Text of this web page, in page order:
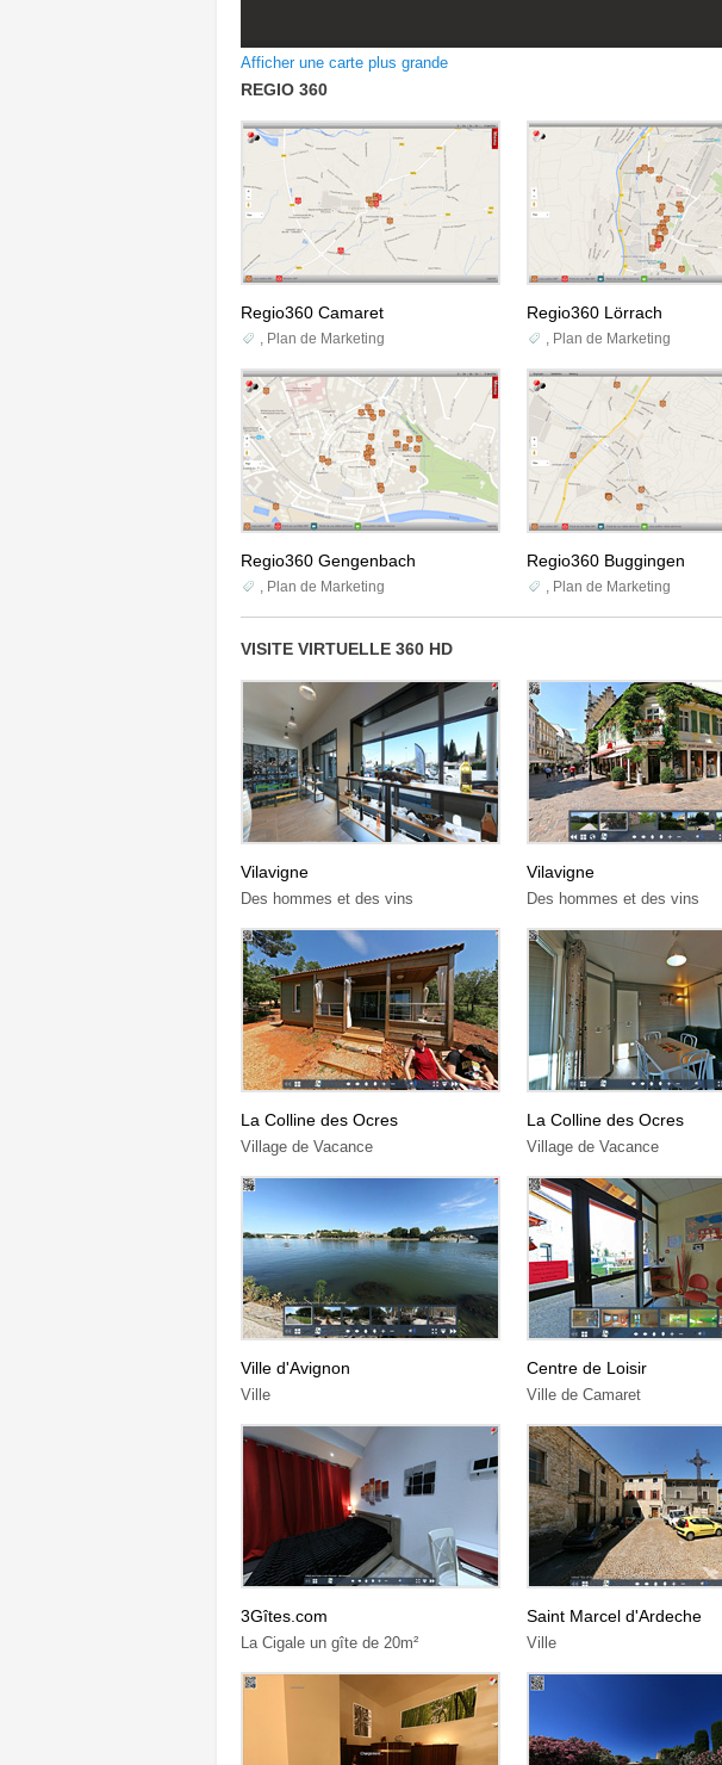
Afficher une carte plus grande
REGIO 360
Regio360 Camaret
, Plan de Marketing
Regio360 Lörrach
, Plan de Marketing
Regio360 Gengenbach
, Plan de Marketing
Regio360 Buggingen
, Plan de Marketing
VISITE VIRTUELLE 360 HD
Vilavigne
Des hommes et des vins
Vilavigne
Des hommes et des vins
La Colline des Ocres
Village de Vacance
La Colline des Ocres
Village de Vacance
Ville d'Avignon
Ville
Centre de Loisir
Ville de Camaret
3Gîtes.com
La Cigale un gîte de 20m²
Saint Marcel d'Ardeche
Ville